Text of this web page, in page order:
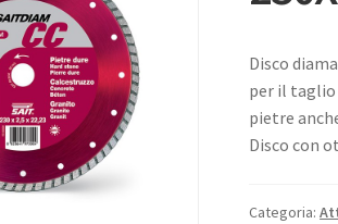
Disco
per il taglio
pietre
Disco con
Categoria: